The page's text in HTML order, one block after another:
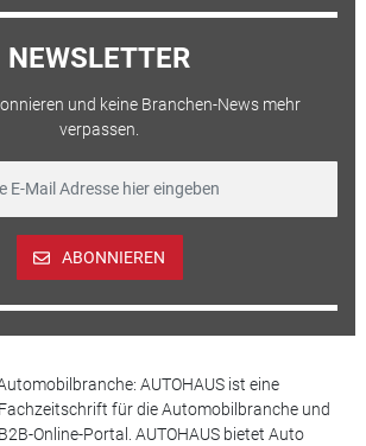
NEWSLETTER
und keine Branchen-News mehr
verpassen.
ABONNIEREN
AUTOHAUS ist eine
für die Automobilbranche und
Online-Portal. AUTOHAUS bietet Auto